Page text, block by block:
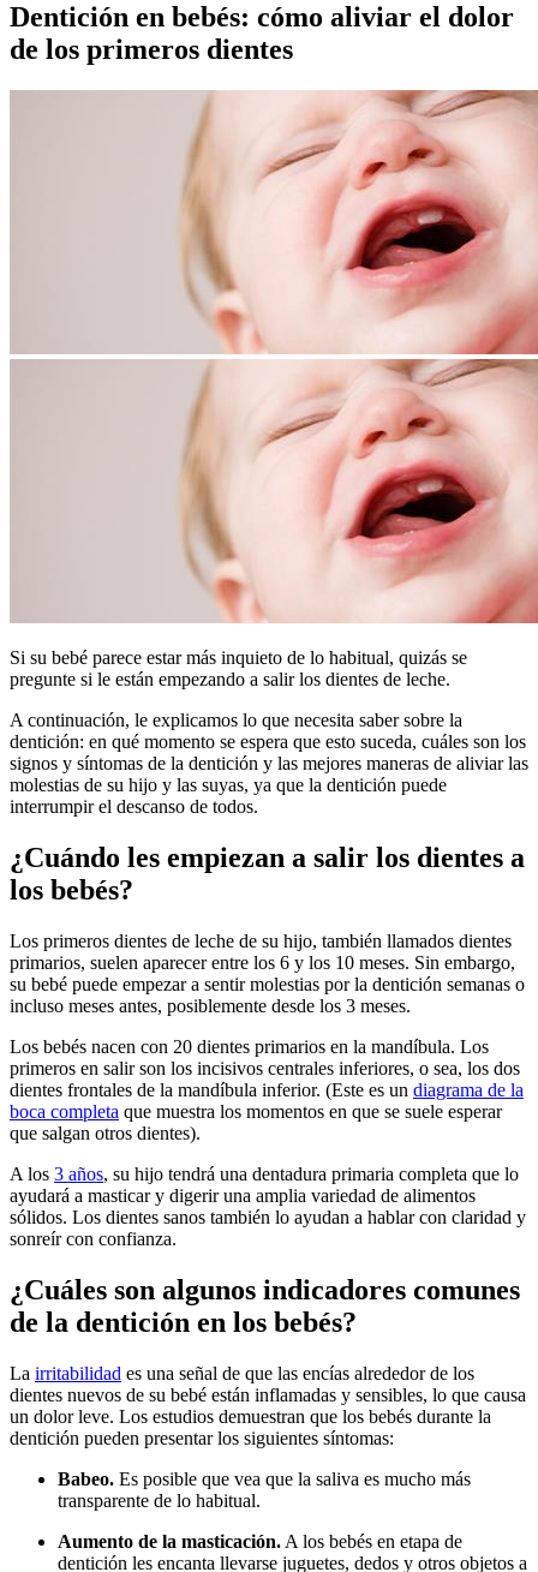
Dentición en bebés: cómo aliviar el dolor
de los primeros dientes
​Si su bebé parece estar más inquieto de lo habitual, quizás se
pregunte si le están empezando a salir los dientes de leche.
A continuación, le explicamos lo que necesita saber sobre la
dentición: en qué momento se espera que esto suceda, cuáles son los
signos y síntomas de la dentición y las mejores maneras de aliviar las
molestias de su hijo y las suyas, ya que la dentición puede
interrumpir el descanso de todos.
¿Cuándo les empiezan a salir los dientes a
los bebés?
Los primeros dientes de leche de su hijo, también llamados dientes
primarios, suelen aparecer entre los 6 y los 10 meses. Sin embargo,
su bebé puede empezar a sentir molestias por la dentición semanas o
incluso meses antes, posiblemente desde los 3 meses.
Los bebés nacen con 20 dientes primarios en la mandíbula. Los
primeros en salir son los incisivos centrales inferiores, o sea, los dos
dientes frontales de la mandíbula inferior. (Este es un diagrama de la
boca completa que muestra los momentos en que se suele esperar
que salgan otros dientes).
A los 3 años, su hijo tendrá una dentadura primaria completa que lo
ayudará a masticar y digerir una amplia variedad de alimentos
sólidos. Los dientes sanos también lo ayudan a hablar con claridad y
sonreír con confianza.
¿Cuáles son algunos indicadores comunes
de la dentición en los bebés?
La irritabilidad es una señal de que las encías alrededor de los
dientes nuevos de su bebé están inflamadas y sensibles, lo que causa
un dolor leve. Los estudios demuestran que los bebés durante la
dentición pueden presentar los siguientes síntomas:
Babeo. Es posible que vea que la saliva es mucho más
transparente de lo habitual.
Aumento de la masticación. A los bebés en etapa de
dentición les encanta llevarse juguetes, dedos y otros objetos a